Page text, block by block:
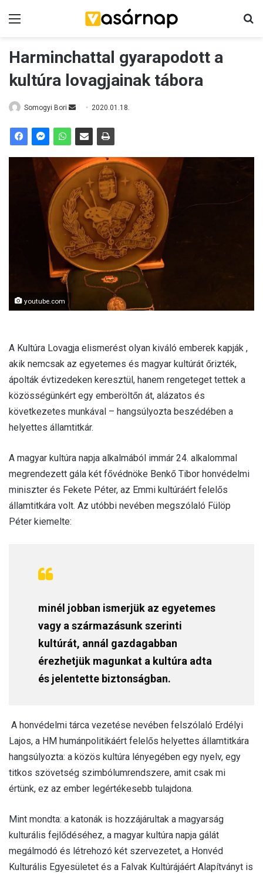
Harminchattal gyarapodott a
kultúra lovagjainak tábora
Somogyi Bori
a
e
m
a
i
l
2020.01.18.
youtube.com
A Kultúra Lovagja elismerést olyan kiváló emberek kapják ,
akik nemcsak az egyetemes és magyar kultúrát őrizték,
ápolták évtizedeken keresztül, hanem rengeteget tettek a
közösségünkért egy emberöltőn át, alázatos és
következetes munkával – hangsúlyozta beszédében a
helyettes államtitkár.
A magyar kultúra napja alkalmából immár 24. alkalommal
megrendezett gála két fővédnöke Benkő Tibor honvédelmi
miniszter és Fekete Péter, az Emmi kultúráért felelős
államtitkára volt. Az utóbbi nevében megszólaló Fülöp
Péter kiemelte:
minél jobban ismerjük az egyetemes
vagy a származásunk szerinti
kultúrát, annál gazdagabban
érezhetjük magunkat a kultúra adta
és jelentette biztonságban.
A honvédelmi tárca vezetése nevében felszólaló Erdélyi
Lajos, a HM humánpolitikáért felelős helyettes államtitkára
hangsúlyozta: a közös kultúra lényegében egy nyelv, egy
titkos szövetség szimbólumrendszere, amit csak mi
értünk, ez az ember legértékesebb tulajdona.
Mint mondta: a katonák is hozzájárultak a magyarság
kulturális fejlődéséhez, a magyar kultúra napja gálát
megálmodó és létrehozó két szervezetet, a Honvéd
Kulturális Egyesületet és a Falvak Kultúrájáért Alapítványt is